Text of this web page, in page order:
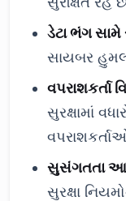
ડેટા ભંગ સામે
સાયબર
વપરાશકર્તા
સુરક્ષામાં
સુસંગતતા
સુરક્ષા